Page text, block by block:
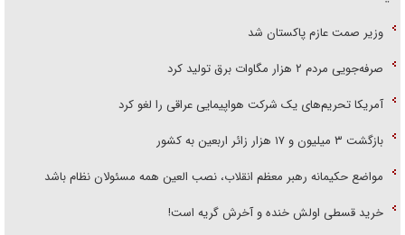
وزیر صمت عازم پاکستان شد
صرفه‌جویی مردم ۲ هزار مگاوات برق تولید کرد
آمریکا تحریم‌های یک شرکت هواپیمایی عراقی را لغو کرد
بازگشت ۳ میلیون و ۱۷ هزار زائر اربعین به کشور
مواضع حکیمانه رهبر معظم انقلاب، نصب العین همه مسئولان نظام باشد
خرید قسطی اولش خنده و آخرش گریه است!